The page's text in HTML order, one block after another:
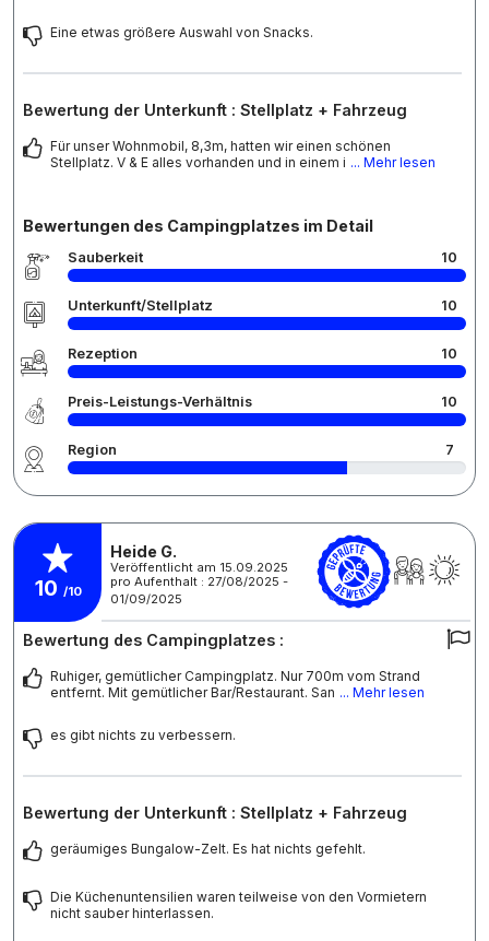
Eine etwas größere Auswahl von Snacks.
Bewertung der Unterkunft : Stellplatz + Fahrzeug
Für unser Wohnmobil, 8,3m, hatten wir einen schönen
Stellplatz. V & E alles vorhanden und in einem i ... Mehr lesen
Bewertungen des Campingplatzes im Detail
Sauberkeit 10
Unterkunft/Stellplatz 10
Rezeption 10
Preis-Leistungs-Verhältnis 10
Region 7
10 /10
Heide G.
Veröffentlicht am 15.09.2025
pro Aufenthalt : 27/08/2025 -
01/09/2025
Bewertung des Campingplatzes :
Ruhiger, gemütlicher Campingplatz. Nur 700m vom Strand
entfernt. Mit gemütlicher Bar/Restaurant. San ... Mehr lesen
es gibt nichts zu verbessern.
Bewertung der Unterkunft : Stellplatz + Fahrzeug
geräumiges Bungalow-Zelt. Es hat nichts gefehlt.
Die Küchenuntensilien waren teilweise von den Vormietern
nicht sauber hinterlassen.